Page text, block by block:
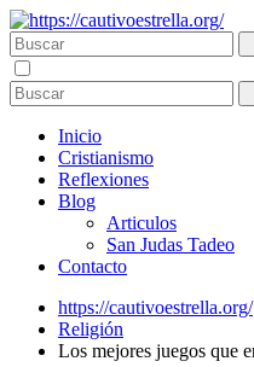
Inicio
Cristianismo
Reflexiones
Blog
Articulos
San Judas Tadeo
Contacto
https://cautivoestrella.org/
Religión
Los mejores juegos que